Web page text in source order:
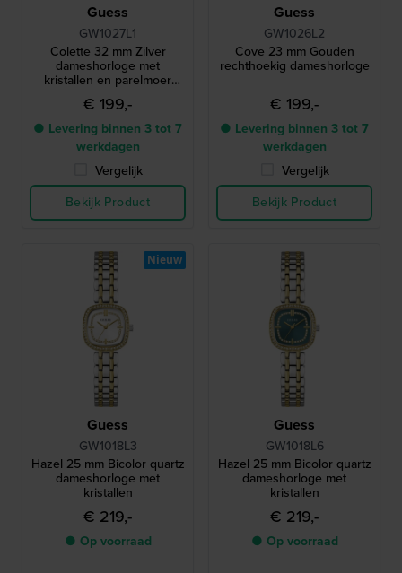
Guess
GW1027L1
Colette 32 mm Zilver
dameshorloge met
kristallen en parelmoer
wijzerplaat
€ 199,-
● Levering binnen 3 tot 7
werkdagen
Vergelijk
Bekijk Product
Guess
GW1026L2
Cove 23 mm Gouden
rechthoekig dameshorloge
€ 199,-
● Levering binnen 3 tot 7
werkdagen
Vergelijk
Bekijk Product
Guess
GW1018L3
Hazel 25 mm Bicolor quartz
dameshorloge met
kristallen
€ 219,-
● Op voorraad
Nieuw
Guess
GW1018L6
Hazel 25 mm Bicolor quartz
dameshorloge met
kristallen
€ 219,-
● Op voorraad